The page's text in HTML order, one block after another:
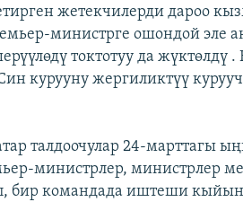
жетекчилерди дароо
министрге ошондой эле
токтотуу да жүктөлдү
курууну жергиликтүү
талдоочулар 24-марттагы
министрлер, министрлер
бир командада иштеши